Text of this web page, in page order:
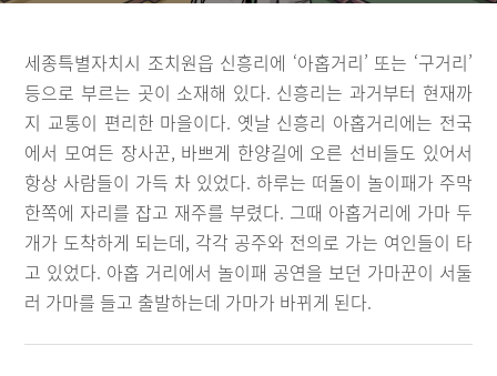
세종특별자치시 조치원읍 신흥리에 ‘아홉거리’ 또는 ‘구거리’
등으로 부르는 곳이 소재해 있다. 신흥리는 과거부터 현재까
지 교통이 편리한 마을이다. 옛날 신흥리 아홉거리에는 전국
에서 모여든 장사꾼, 바쁘게 한양길에 오른 선비들도 있어서
항상 사람들이 가득 차 있었다. 하루는 떠돌이 놀이패가 주막
한쪽에 자리를 잡고 재주를 부렸다. 그때 아홉거리에 가마 두
개가 도착하게 되는데, 각각 공주와 전의로 가는 여인들이 타
고 있었다. 아홉 거리에서 놀이패 공연을 보던 가마꾼이 서둘
러 가마를 들고 출발하는데 가마가 바뀌게 된다.